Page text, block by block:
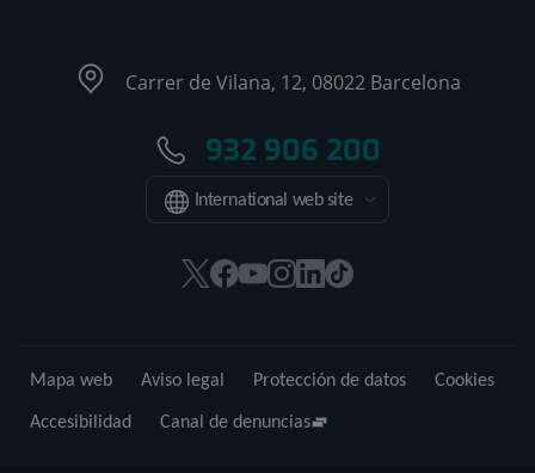
Carrer de Vilana, 12, 08022 Barcelona
932 906 200
International web site
Este
en
una
Este
en
una
Este
en
una
Este
en
una
Este
en
una
Enlace
externa.
Mapa web Aviso legal Protección de datos
Cookies
Accesibilidad
Canal de denuncias